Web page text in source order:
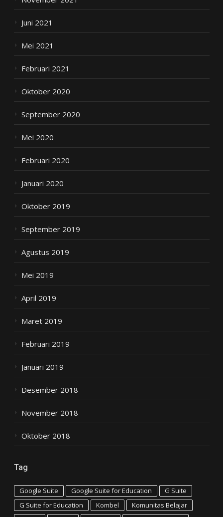
Juni 2021
Mei 2021
Februari 2021
Oktober 2020
September 2020
Mei 2020
Februari 2020
Januari 2020
Oktober 2019
September 2019
Agustus 2019
Mei 2019
April 2019
Maret 2019
Februari 2019
Januari 2019
Desember 2018
November 2018
Oktober 2018
Tag
Google Suite Google Suite for Education
G Suite
G Suite for Education
Kombel
Komunitas Belajar